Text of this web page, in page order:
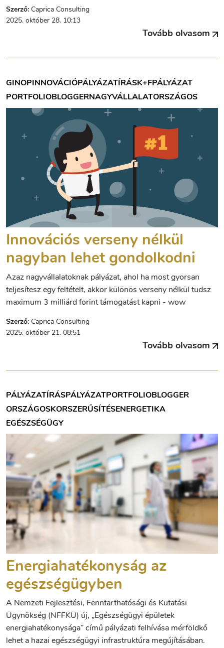
Szerző: Caprica Consulting
2025. október 28. 10:13
Tovább olvasom
GINOPINNOVÁCIÓPÁLYÁZATÍRÁSK+FPÁLYÁZAT
PORTFOLIOBLOGGERNAGYVÁLLALATORSZÁGOS
Innovációs verseny nélkül
nagyban lehet gondolkodni
Azaz nagyvállalatoknak pályázat, ahol ha most gyorsan
teljesítesz egy feltételt, akkor különös verseny nélkül tudsz
maximum 3 milliárd forint támogatást kapni - wow
Szerző: Caprica Consulting
2025. október 21. 08:51
Tovább olvasom
PÁLYÁZATÍRÁSPÁLYÁZATPORTFOLIOBLOGGER
ORSZÁGOSKORSZERŰSÍTÉSENERGETIKA
EGÉSZSÉGÜGY
Energiahatékonyság az
egészségügyben
A Nemzeti Fejlesztési, Fenntarthatósági és Kutatási
Ügynökség (NFFKÜ) új, „Egészségügyi épületek
energiahatékonysága” című pályázati felhívása mérföldkő
lehet a hazai egészségügyi infrastruktúra megújításában.